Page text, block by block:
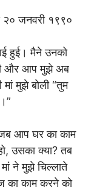
२० जनवरी १९९०
हुई। मैने उनको
और आप मुझे अब
मुझे बोली “तुम
जब आप घर का काम
उसका क्या? तब
ने मुझे चिल्लाते
का काम करने को